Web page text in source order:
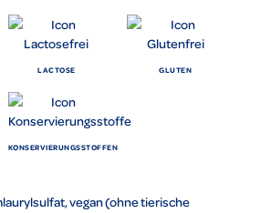
LACTOSE GLUTEN
KONSERVIERUNGSSTOFFEN
vegan (ohne tierische